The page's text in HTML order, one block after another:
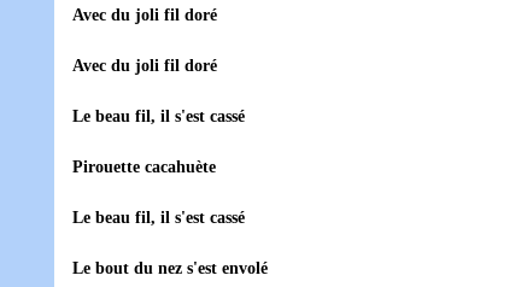
Avec du joli fil doré
Avec du joli fil doré
Le beau fil, il s'est cassé
Pirouette cacahuète
Le beau fil, il s'est cassé
Le bout du nez s'est envolé